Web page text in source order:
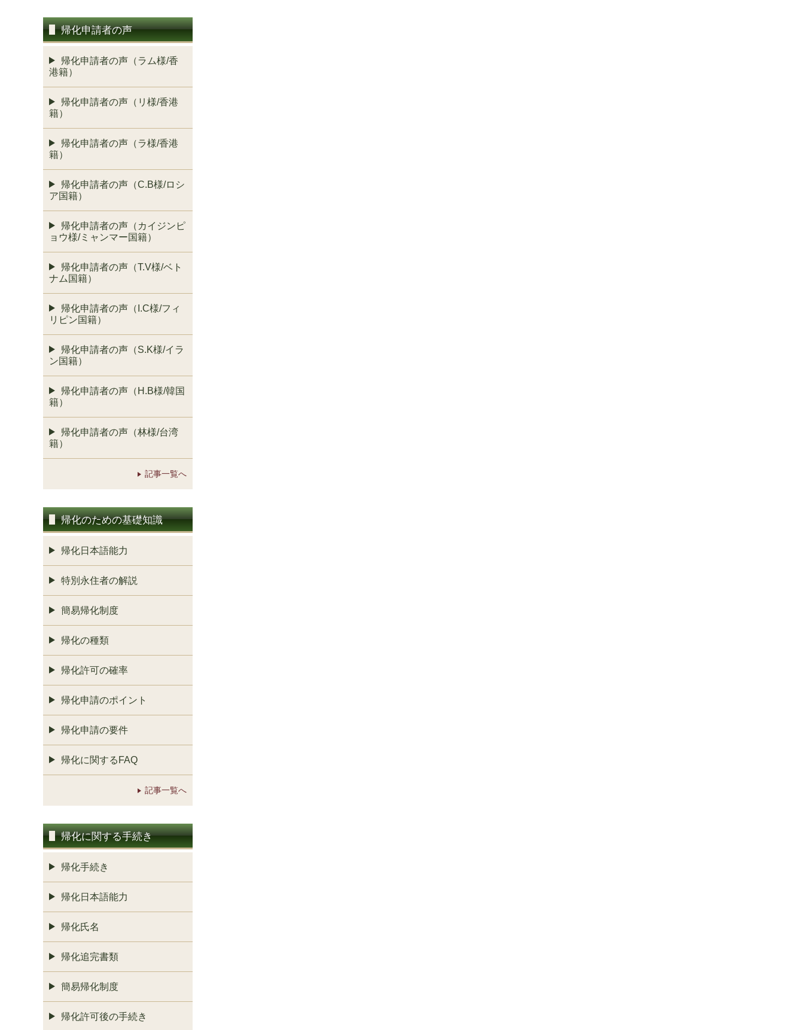
帰化申請者の声
帰化申請者の声（ラム様/香
港籍）
帰化申請者の声（リ様/香港
籍）
帰化申請者の声（ラ様/香港
籍）
帰化申請者の声（C.B様/ロシ
ア国籍）
帰化申請者の声（カイジンピ
ョウ様/ミャンマー国籍）
帰化申請者の声（T.V様/ベト
ナム国籍）
帰化申請者の声（I.C様/フィ
リピン国籍）
帰化申請者の声（S.K様/イラ
ン国籍）
帰化申請者の声（H.B様/韓国
籍）
帰化申請者の声（林様/台湾
籍）
記事一覧へ
帰化のための基礎知識
帰化日本語能力
特別永住者の解説
簡易帰化制度
帰化の種類
帰化許可の確率
帰化申請のポイント
帰化申請の要件
帰化に関するFAQ
記事一覧へ
帰化に関する手続き
帰化手続き
帰化日本語能力
帰化氏名
帰化追完書類
簡易帰化制度
帰化許可後の手続き